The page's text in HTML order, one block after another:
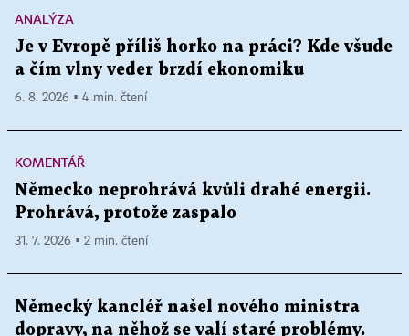
ANALÝZA
Je v Evropě příliš horko na práci? Kde všude
a čím vlny veder brzdí ekonomiku
6. 8. 2026 ▪ 4 min. čtení
KOMENTÁŘ
Německo neprohrává kvůli drahé energii.
Prohrává, protože zaspalo
31. 7. 2026 ▪ 2 min. čtení
Německý kancléř našel nového ministra
dopravy, na něhož se valí staré problémy.